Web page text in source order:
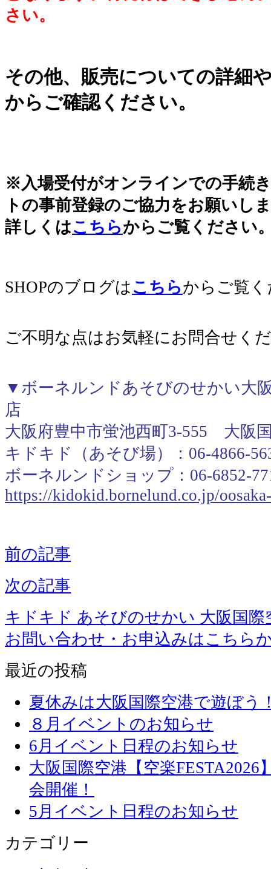
さい。
その他、販売についての詳細
からご確認ください。
※入場受付がオンラインでの手続
トの事前登録のご協力をお願いし
詳しくはこちらからご覧ください
SHOPのブログは こちらからご覧
ご不明な点はお気軽にお問合せく
▼ボーネルンドあそびのせかい大
店
大阪府豊中市蛍池西町3-555 大阪
キドキド（あそび場）：06-4866-
ボーネルンドショップ：06-6852-
https://kidokid.bornelund.co.jp/
前の記事
次の記事
キドキド あそびのせかい 大阪国際
お問い合わせ・お申込みはこちら
最近の投稿
夏休みは大阪国際空港で遊ぼう
８月イベントのお知らせ
6月イベント日程のお知らせ
大阪国際空港【空楽
会開催！
5月イベント日程のお知らせ
カテゴリー